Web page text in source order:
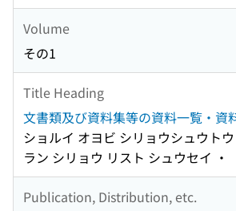
Volume
その1
Title Heading
文書類及び資料集等の資料一覧・資
ショルイ オヨビ シリョウシュウト
ラン シリョウ リスト シュウセイ ・
Publication, Distribution, etc.